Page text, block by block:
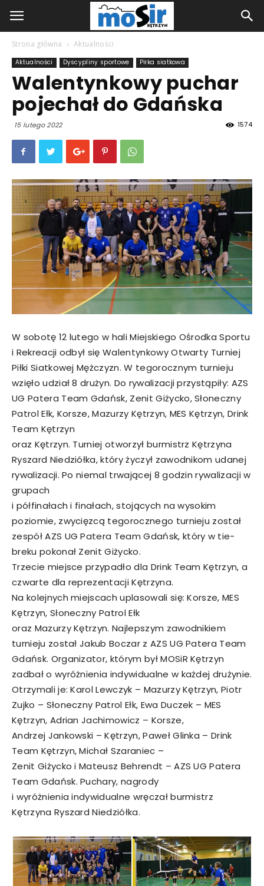
Strona główna Aktualności
Aktualności Dyscypliny sportowe Piłka siatkowa
Walentynkowy puchar
pojechał do Gdańska
15 lutego 2022 1574
W sobotę 12 lutego w hali Miejskiego Ośrodka Sportu
i Rekreacji odbył się Walentynkowy Otwarty Turniej
Piłki Siatkowej Mężczyzn. W tegorocznym turnieju
wzięło udział 8 drużyn. Do rywalizacji przystąpiły: AZS
UG Patera Team Gdańsk, Zenit Giżycko, Słoneczny
Patrol Ełk, Korsze, Mazurzy Kętrzyn, MES Kętrzyn, Drink
Team Kętrzyn
oraz Kętrzyn. Turniej otworzył burmistrz Kętrzyna
Ryszard Niedziółka, który życzył zawodnikom udanej
rywalizacji. Po niemal trwającej 8 godzin rywalizacji w
grupach
i półfinałach i finałach, stojących na wysokim
poziomie, zwycięzcą tegorocznego turnieju został
zespół AZS UG Patera Team Gdańsk, który w tie-
breku pokonał Zenit Giżycko.
Trzecie miejsce przypadło dla Drink Team Kętrzyn, a
czwarte dla reprezentacji Kętrzyna.
Na kolejnych miejscach uplasowali się: Korsze, MES
Kętrzyn, Słoneczny Patrol Ełk
oraz Mazurzy Kętrzyn. Najlepszym zawodnikiem
turnieju został Jakub Boczar z AZS UG Patera Team
Gdańsk. Organizator, którym był MOSiR Kętrzyn
zadbał o wyróżnienia indywidualne w każdej drużynie.
Otrzymali je: Karol Lewczyk – Mazurzy Kętrzyn, Piotr
Zujko – Słoneczny Patrol Ełk, Ewa Duczek – MES
Kętrzyn, Adrian Jachimowicz – Korsze,
Andrzej Jankowski – Kętrzyn, Paweł Glinka – Drink
Team Kętrzyn, Michał Szaraniec –
Zenit Giżycko i Mateusz Behrendt – AZS UG Patera
Team Gdańsk. Puchary, nagrody
i wyróżnienia indywidualne wręczał burmistrz
Kętrzyna Ryszard Niedziółka.